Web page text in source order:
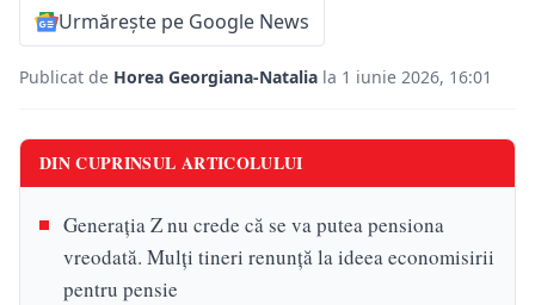
Urmărește pe Google News
Publicat de Horea Georgiana-Natalia la 1 iunie 2026, 16:01
DIN CUPRINSUL ARTICOLULUI
Generația Z nu crede că se va putea pensiona
vreodată. Mulți tineri renunță la ideea economisirii
pentru pensie